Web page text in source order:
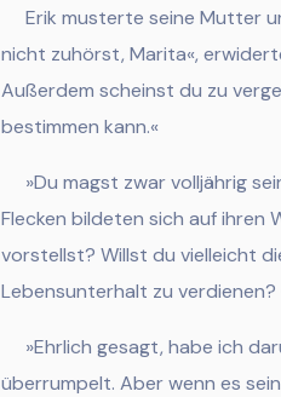
Erik musterte seine Mutter
nicht zuhörst, Marita«,
Außerdem scheinst du zu
bestimmen kann.«
»Du magst zwar volljährig
Flecken bildeten sich auf ihren
vorstellst? Willst du vielleicht
Lebensunterhalt zu
»Ehrlich gesagt, habe ich
überrumpelt. Aber wenn es